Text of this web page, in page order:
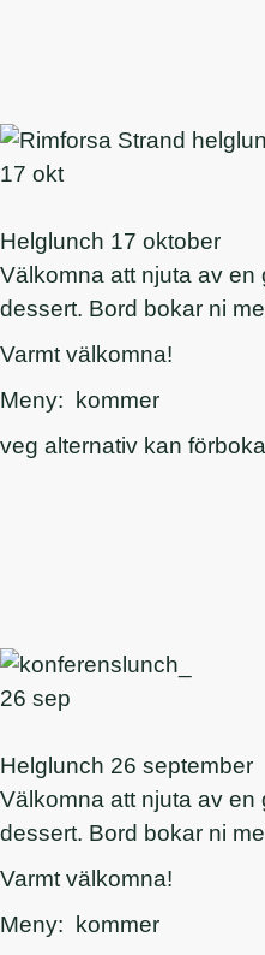
17 okt
Helglunch 17 oktober
Välkomna att njuta av en
dessert. Bord bokar ni
Varmt välkomna!
Meny: kommer
veg alternativ kan
26 sep
Helglunch 26 september
Välkomna att njuta av en
dessert. Bord bokar ni
Varmt välkomna!
Meny: kommer